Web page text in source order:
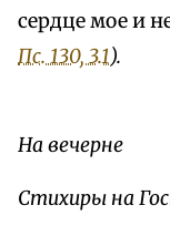
сердце мое и
Пс. 130, 3.1).
На вечерне
Стихиры на